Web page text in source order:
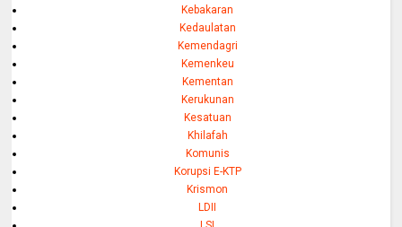
Kebakaran
Kedaulatan
Kemendagri
Kemenkeu
Kementan
Kerukunan
Kesatuan
Khilafah
Komunis
Korupsi E-KTP
Krismon
LDII